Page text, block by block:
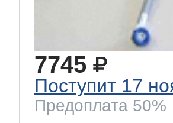
7745
Поступит 17
Предоплата 50%